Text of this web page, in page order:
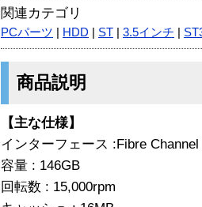
関連カテゴリ
PCパーツ HDD ST 3.5インチ
商品説明
【主な仕様】
インターフェース :Fibre Channel
容量 : 146GB
回転数 : 15,000rpm